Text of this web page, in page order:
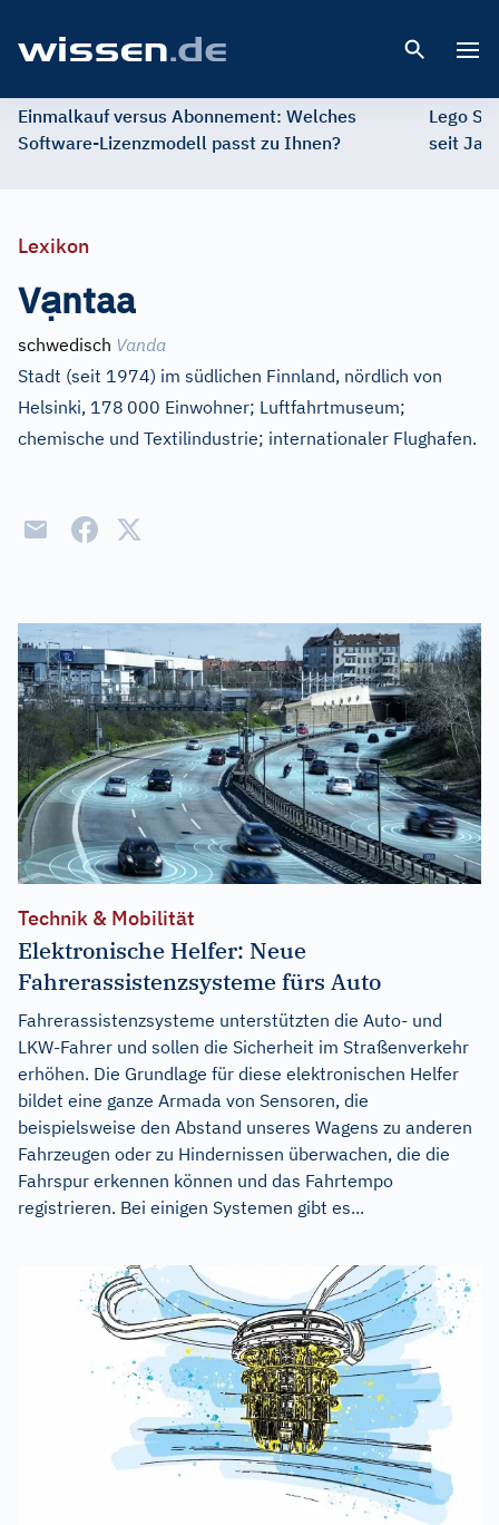
Einmalkauf versus Abonnement: Welches
Software-Lizenzmodell passt zu Ihnen?
Lego
seit
Lexikon
Vạntaa
schwedisch Vanda
Stadt (seit 1974) im südlichen Finnland, nördlich von
Helsinki, 178 000 Einwohner; Luftfahrtmuseum;
chemische und Textilindustrie; internationaler Flughafen.
Technik & Mobilität
Elektronische Helfer: Neue
Fahrerassistenzsysteme fürs Auto
Fahrerassistenzsysteme unterstützten die Auto- und
LKW-Fahrer und sollen die Sicherheit im Straßenverkehr
erhöhen. Die Grundlage für diese elektronischen Helfer
bildet eine ganze Armada von Sensoren, die
beispielsweise den Abstand unseres Wagens zu anderen
Fahrzeugen oder zu Hindernissen überwachen, die die
Fahrspur erkennen können und das Fahrtempo
registrieren. Bei einigen Systemen gibt es...